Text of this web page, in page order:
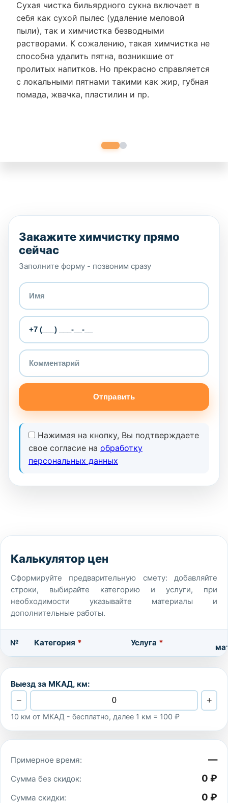
Сухая чистка бильярдного сукна включает в
себя как сухой пылес (удаление меловой
пыли), так и химчистка безводными
растворами. К сожалению, такая химчистка не
способна удалить пятна, возникшие от
пролитых напитков. Но прекрасно справляется
с локальными пятнами такими как жир, губная
помада, жвачка, пластилин и пр.
Закажите химчистку прямо
сейчас
Заполните форму - позвоним сразу
Отправить
Нажимая на кнопку, Вы подтверждаете
свое согласие на обработку
персональных данных
Калькулятор цен
Сформируйте предварительную смету: добавляйте
строки, выбирайте категорию и услуги, при
необходимости указывайте материалы и
дополнительные работы.
№ Категория * Услуга *
Выезд за МКАД, км:
− +
10 км от МКАД - бесплатно, далее 1 км = 100 ₽
Примерное время: —
Сумма без скидок: 0 ₽
Сумма скидки: 0 ₽